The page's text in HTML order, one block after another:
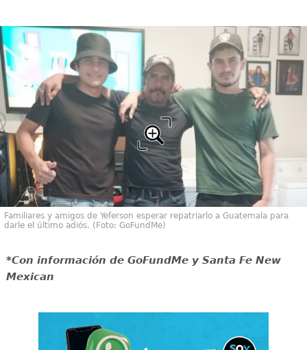
Familiares y amigos de Yeferson esperar repatriarlo a Guatemala para
darle el último adiós. (Foto: GoFundMe)
*Con información de GoFundMe y Santa Fe New
Mexican